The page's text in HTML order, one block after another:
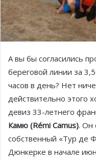
А вы бы согласились
береговой линии за
часов в день? Нет
действительно этого
девиз 33-летнего
Камю (Rémi Camus). Он
собственный «Тур де
Дюнкерке в начале